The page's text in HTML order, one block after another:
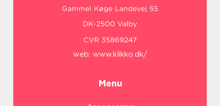
web: www.klikko.dk/
Menu